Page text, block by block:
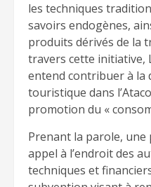
les techniques
savoirs endogènes,
produits dérivés de la
travers cette initiative,
entend contribuer à la
touristique dans
promotion du «
Prenant la parole, une
appel à l’endroit des
techniques et